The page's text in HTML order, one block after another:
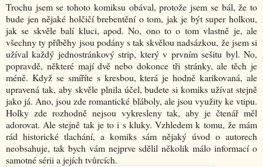
Trochu jsem se tohoto komiksu obával, protože jsem se bál, že to
bude jen nějaké holčičí brebentění o tom, jak je být super holkou,
jak se skvěle balí kluci, apod. No, ono to o tom vlastně je, ale
všechny ty příběhy jsou podány s tak skvělou nadsázkou, že jsem si
užíval každý jednostránkový strip, který v prvním sešitu byl. No,
popravdě, některé mají dvě nebo dokonce tři stránky, ale těch je
méně. Když se smíříte s kresbou, která je hodně karikovaná, ale
upravená tak, aby skvěle plnila účel, budete si komiks užívat stejně
jako já. Ano, jsou zde romantické bláboly, ale jsou využity ke vtipu.
Holky zde rozhodně nejsou vykresleny tak, aby je čtenář měl
adorovat. Ale stejně tak je to i s kluky. Vzhledem k tomu, že mám
rád historické tlachání, a komiks sám nějaký úvod o autorech
neobsahuje, tak bych vám nejprve sdělil několik málo informací o
samotné sérii a jejích tvůrcích.